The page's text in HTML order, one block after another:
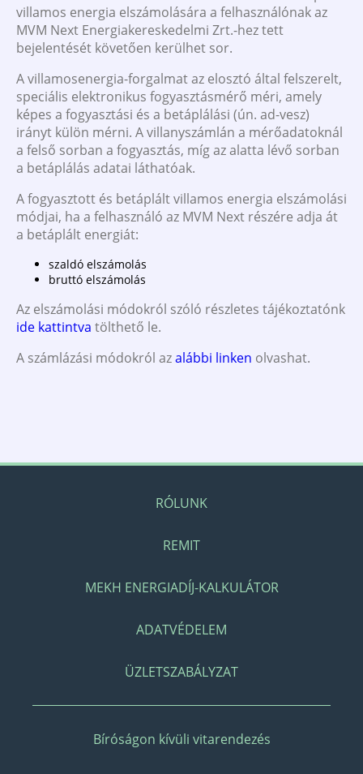
villamos energia elszámolására a felhasználónak az
MVM Next Energiakereskedelmi Zrt.-hez tett
bejelentését követően kerülhet sor.
A villamosenergia-forgalmat az elosztó által felszerelt,
speciális elektronikus fogyasztásmérő méri, amely
képes a fogyasztási és a betáplálási (ún. ad-vesz)
irányt külön mérni. A villanyszámlán a mérőadatoknál
a felső sorban a fogyasztás, míg az alatta lévő sorban
a betáplálás adatai láthatóak.
A fogyasztott és betáplált villamos energia elszámolási
módjai, ha a felhasználó az MVM Next részére adja át
a betáplált energiát:
szaldó elszámolás
bruttó elszámolás
Az elszámolási módokról szóló részletes tájékoztatónk
ide kattintva tölthető le.
A számlázási módokról azalábbi linken olvashat.
RÓLUNK
REMIT
MEKH ENERGIADÍJ-KALKULÁTOR
ADATVÉDELEM
ÜZLETSZABÁLYZAT
Bíróságon kívüli vitarendezés